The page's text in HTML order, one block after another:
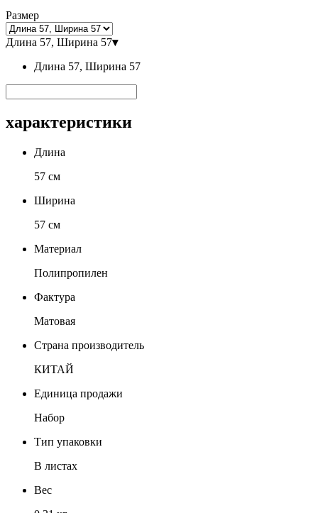
Размер
Длина 57, Ширина 57▾
Длина 57, Ширина 57
характеристики
Длина
57 см
Ширина
57 см
Материал
Полипропилен
Фактура
Матовая
Страна производитель
КИТАЙ
Единица продажи
Набор
Тип упаковки
В листах
Вес